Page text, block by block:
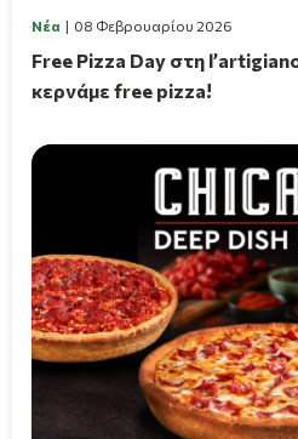
Νέα 08 Φεβρουαρίου 2026
Free Pizza Day στη
κερνάμε free pizza!